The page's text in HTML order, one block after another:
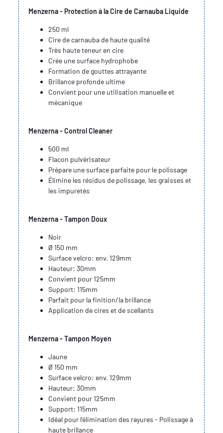
Menzerna - Protection à la Cire de Carnauba Liquide
250 ml
Cire de carnauba de haute qualité
Très haute teneur en cire
Crée une surface hydrophobe
Formation de gouttes attrayante
Brillance profonde ultime
Convient pour une utilisation manuelle et
mécanique
Menzerna - Control Cleaner
500 ml
Flacon pulvérisateur
Prépare une surface parfaite pour le polissage
Élimine les résidus de polissage, les graisses et
les impuretés
Menzerna - Tampon Doux
Noir
Ø 150 mm
Surface velcro: env. 129mm
Hauteur: 30mm
Convient pour 125mm
Support: 115mm
Parfait pour la finition/la brillance
Application de cires et de scellants
Menzerna - Tampon Moyen
Jaune
Ø 150 mm
Surface velcro: env. 129mm
Hauteur: 30mm
Convient pour 125mm
Support: 115mm
Idéal pour l'élimination des rayures - Polissage à
haute brillance